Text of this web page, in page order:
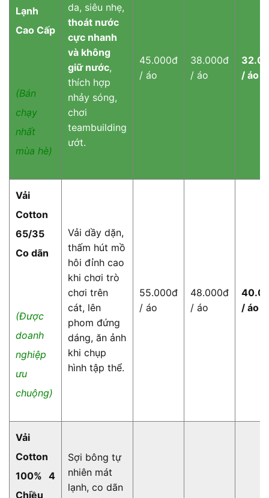
Lạnh
Cao Cấp
(Bán
chạy
nhất
mùa hè)
da, siêu nhẹ,
thoát nước
cực nhanh
và không
giữ nước,
thích hợp
nhảy sóng,
chơi
teambuilding
ướt.
45.000đ
/ áo
38.000đ
/ áo
/ áo
Vải
Cotton
65/35
Co dãn
(Được
doanh
nghiệp
ưu
chuộng)
Vải dầy dặn,
thấm hút mồ
hôi đỉnh cao
khi chơi trò
chơi trên
cát, lên
phom đứng
dáng, ăn ảnh
khi chụp
hình tập thể.
55.000đ
/ áo
48.000đ
/ áo
/ áo
Vải
Cotton
100% 4
Chiều
Sợi bông tự
nhiên mát
lạnh, co dãn